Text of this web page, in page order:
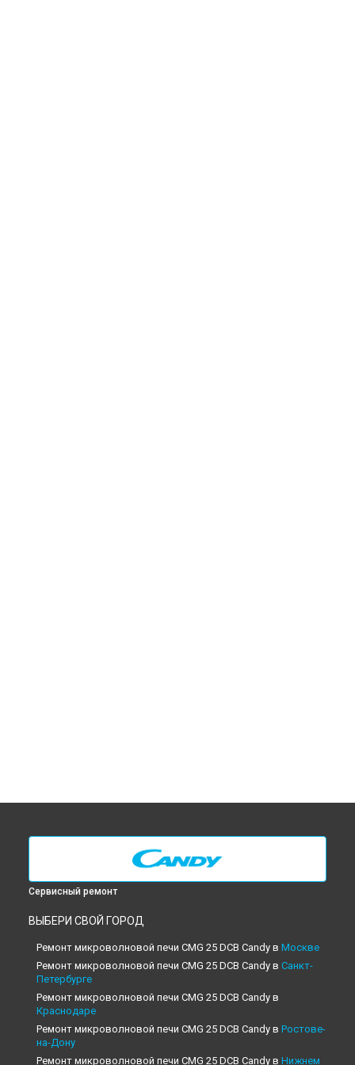
Сервисный ремонт
ВЫБЕРИ СВОЙ ГОРОД
Ремонт микроволновой печи CMG 25 DCB Candy в Москве
Ремонт микроволновой печи CMG 25 DCB Candy в Санкт-
Петербурге
Ремонт микроволновой печи CMG 25 DCB Candy в
Краснодаре
Ремонт микроволновой печи CMG 25 DCB Candy в Ростове-
на-Дону
Ремонт микроволновой печи CMG 25 DCB Candy в Нижнем